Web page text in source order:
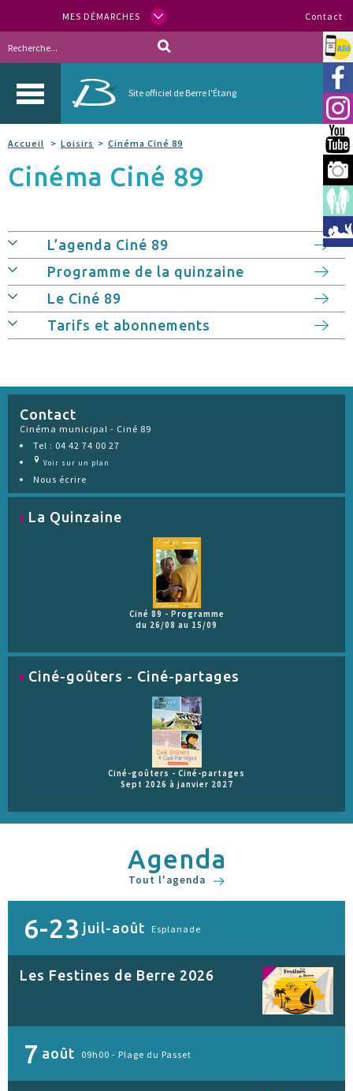
MES DÉMARCHES Contact
Site officiel de Berre l'Étang
Allo
Accueil Loisirs Cinéma Ciné 89
Cinéma Ciné 89
L’agenda Ciné 89
Programme de la quinzaine
Le Ciné 89
Tarifs et abonnements
Contact
Cinéma municipal - Ciné 89
Tel : 04 42 74 00 27
Voir sur un plan
Nous écrire
La Quinzaine
Ciné 89 - Programme
du 26/08 au 15/09
Ciné-goûters - Ciné-partages
Ciné-goûters - Ciné-partages
Sept 2026 à janvier 2027
Agenda
Tout l'agenda
6-23 juil-août Esplanade
Les Festines de Berre 2026
7 août 09h00 - Plage du Passet